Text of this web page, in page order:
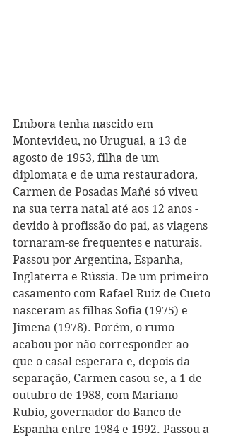
Embora tenha nascido em
Montevideu, no Uruguai, a 13 de
agosto de 1953, filha de um
diplomata e de uma restauradora,
Carmen de Posadas Mañé só viveu
na sua terra natal até aos 12 anos -
devido à profissão do pai, as viagens
tornaram-se frequentes e naturais.
Passou por Argentina, Espanha,
Inglaterra e Rússia. De um primeiro
casamento com Rafael Ruiz de Cueto
nasceram as filhas Sofia (1975) e
Jimena (1978). Porém, o rumo
acabou por não corresponder ao
que o casal esperara e, depois da
separação, Carmen casou-se, a 1 de
outubro de 1988, com Mariano
Rubio, governador do Banco de
Espanha entre 1984 e 1992. Passou a